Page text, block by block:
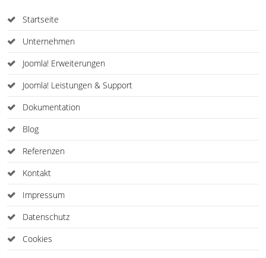
Startseite
Unternehmen
Joomla! Erweiterungen
Joomla! Leistungen & Support
Dokumentation
Blog
Referenzen
Kontakt
Impressum
Datenschutz
Cookies